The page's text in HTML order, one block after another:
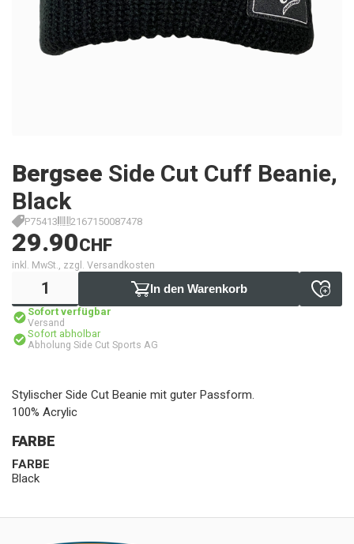
Bergsee Side Cut Cuff Beanie,
Black
P75413 2167150087478
29.90CHF
inkl. MwSt., zzgl. Versandkosten
In den Warenkorb
Sofort verfügbar
Versand
Sofort abholbar
Abholung Side Cut Sports AG
Stylischer Side Cut Beanie mit guter Passform.
100% Acrylic
FARBE
FARBE
Black